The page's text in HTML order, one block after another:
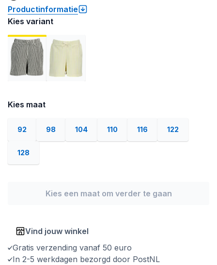
Productinformatie
Kies variant
Kies maat
92 98 104 110 116 122
128
Kies een maat om verder te gaan
Vind jouw winkel
Gratis verzending vanaf 50 euro
In 2-5 werkdagen bezorgd door PostNL